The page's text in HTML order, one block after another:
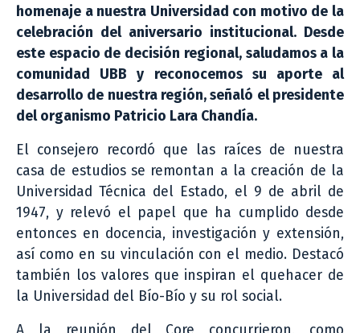
homenaje a nuestra Universidad con motivo de la
celebración del aniversario institucional. Desde
este espacio de decisión regional, saludamos a la
comunidad UBB y reconocemos su aporte al
desarrollo de nuestra región, señaló el presidente
del organismo Patricio Lara Chandía.
El consejero recordó que las raíces de nuestra
casa de estudios se remontan a la creación de la
Universidad Técnica del Estado, el 9 de abril de
1947, y relevó el papel que ha cumplido desde
entonces en docencia, investigación y extensión,
así como en su vinculación con el medio. Destacó
también los valores que inspiran el quehacer de
la Universidad del Bío-Bío y su rol social.